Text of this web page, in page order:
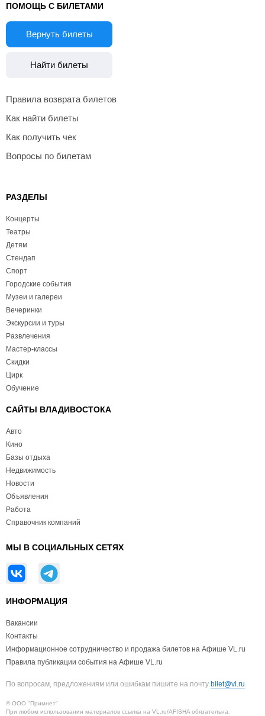
ПОМОЩЬ С БИЛЕТАМИ
Вернуть билеты
Найти билеты
Правила возврата билетов
Как найти билеты
Как получить чек
Вопросы по билетам
РАЗДЕЛЫ
Концерты
Театры
Детям
Стендап
Спорт
Городские события
Музеи и галереи
Вечеринки
Экскурсии и туры
Развлечения
Мастер-классы
Скидки
Цирк
Обучение
САЙТЫ ВЛАДИВОСТОКА
Авто
Кино
Базы отдыха
Недвижимость
Новости
Объявления
Работа
Справочник компаний
МЫ В СОЦИАЛЬНЫХ СЕТЯХ
ИНФОРМАЦИЯ
Вакансии
Контакты
Информационное сотрудничество и продажа билетов на Афише VL.ru
Правила публикации события на Афише VL.ru
По вопросам, предложениям или ошибкам пишите на почту bilet@vl.ru
© ООО "Примнет"
При любом использовании материалов ссылка на VL.ru/AFISHA обязательна.